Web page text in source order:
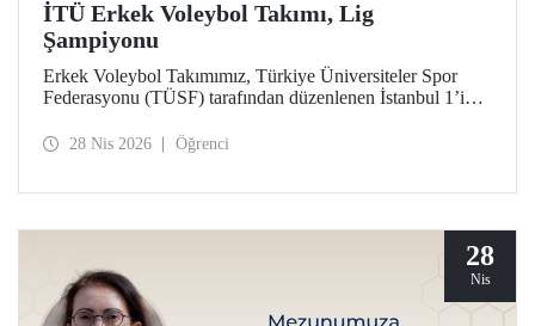
İTÜ Erkek Voleybol Takımı, Lig
Şampiyonu
Erkek Voleybol Takımımız, Türkiye Üniversiteler Spor
Federasyonu (TÜSF) tarafından düzenlenen İstanbul 1’inci
28 Nis 2026 Öğrenci
28
Nis